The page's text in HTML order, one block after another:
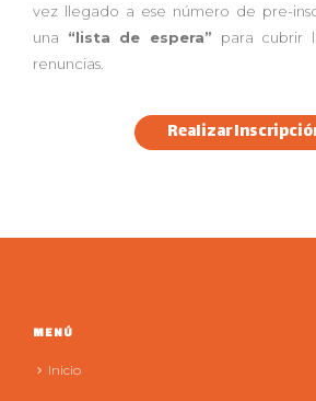
vez llegado a ese número de pre-
una “lista de espera” para cubrir
renuncias.
Realizar
MENÚ
Inicio